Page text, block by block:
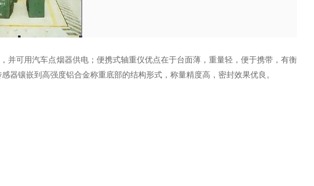
并可用汽车点烟器供电；便携式轴重仪优点在于台面薄，重量轻，便于携带，有衡
器镶嵌到高强度铝合金称重底部的结构形式，称量精度高，密封效果优良。